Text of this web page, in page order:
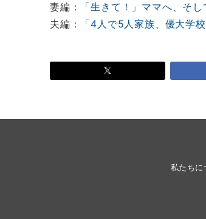
妻編：
「生きて！」ママへ、そ
夫編：
「4人で5人家族、優大学
私たちに